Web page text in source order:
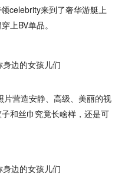
celebrity来到了奢华游艇上
上BV单品。
片营造安静、高级、美丽的视
和丝巾究竟长啥样，还是可